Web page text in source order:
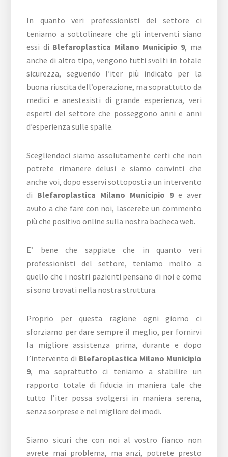
In quanto veri professionisti del settore ci
teniamo a sottolineare che gli interventi siano
essi di Blefaroplastica Milano Municipio 9, ma
anche di altro tipo, vengono tutti svolti in totale
sicurezza, seguendo l’iter più indicato per la
buona riuscita dell’operazione, ma soprattutto da
medici e anestesisti di grande esperienza, veri
esperti del settore che posseggono anni e anni
d’esperienza sulle spalle.
Scegliendoci siamo assolutamente certi che non
potrete rimanere delusi e siamo convinti che
anche voi, dopo esservi sottoposti a un intervento
di Blefaroplastica Milano Municipio 9e aver
avuto a che fare con noi, lascerete un commento
più che positivo online sulla nostra bacheca web.
E’ bene che sappiate che in quanto veri
professionisti del settore, teniamo molto a
quello che i nostri pazienti pensano di noi e come
si sono trovati nella nostra struttura.
Proprio per questa ragione ogni giorno ci
sforziamo per dare sempre il meglio, per fornirvi
la migliore assistenza prima, durante e dopo
l’intervento di Blefaroplastica Milano Municipio
9, ma soprattutto ci teniamo a stabilire un
rapporto totale di fiducia in maniera tale che
tutto l’iter possa svolgersi in maniera serena,
senza sorprese e nel migliore dei modi.
Siamo sicuri che con noi al vostro fianco non
avrete mai problema, ma anzi, potrete presto